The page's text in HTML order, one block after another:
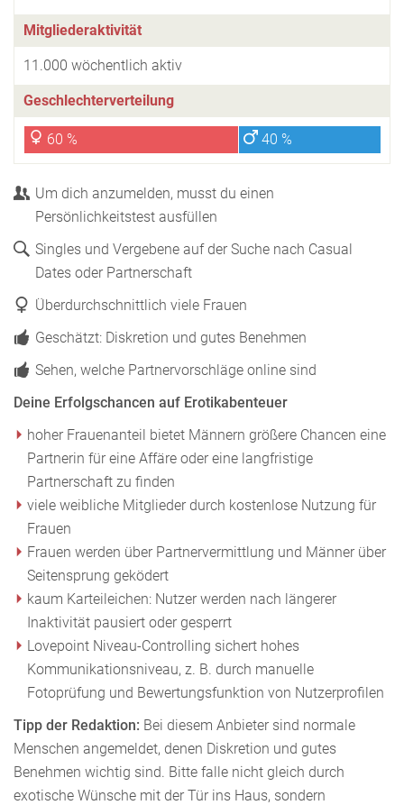
Mitgliederaktivität
11.000 wöchentlich aktiv
Geschlechterverteilung
60 % 40 %
Um dich anzumelden, musst du einen
Persönlichkeitstest ausfüllen
Singles und Vergebene auf der Suche nach Casual
Dates oder Partnerschaft
Überdurchschnittlich viele Frauen
Geschätzt: Diskretion und gutes Benehmen
Sehen, welche Partnervorschläge online sind
Deine Erfolgschancen auf Erotikabenteuer
hoher Frauenanteil bietet Männern größere Chancen eine
Partnerin für eine Affäre oder eine langfristige
Partnerschaft zu finden
viele weibliche Mitglieder durch kostenlose Nutzung für
Frauen
Frauen werden über Partnervermittlung und Männer über
Seitensprung geködert
kaum Karteileichen: Nutzer werden nach längerer
Inaktivität pausiert oder gesperrt
Lovepoint Niveau-Controlling sichert hohes
Kommunikationsniveau, z. B. durch manuelle
Fotoprüfung und Bewertungsfunktion von Nutzerprofilen
Tipp der Redaktion: Bei diesem Anbieter sind normale
Menschen angemeldet, denen Diskretion und gutes
Benehmen wichtig sind. Bitte falle nicht gleich durch
exotische Wünsche mit der Tür ins Haus, sondern